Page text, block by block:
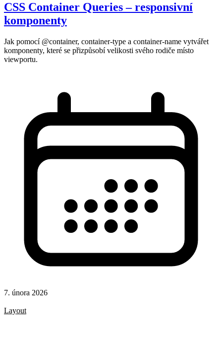
CSS Container Queries – responsivní
komponenty
Jak pomocí @container, container-type a container-name vytvářet
komponenty, které se přizpůsobí velikosti svého rodiče místo
viewportu.
7. února 2026
Layout